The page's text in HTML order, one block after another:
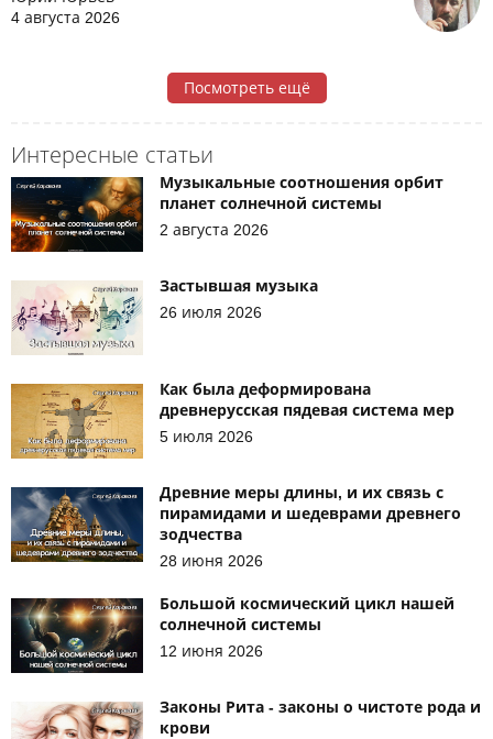
4 августа 2026
Посмотреть ещё
Интересные статьи
Музыкальные соотношения орбит
планет солнечной системы
2 августа 2026
Застывшая музыка
26 июля 2026
Как была деформирована
древнерусская пядевая система мер
5 июля 2026
Древние меры длины, и их связь с
пирамидами и шедеврами древнего
зодчества
28 июня 2026
Большой космический цикл нашей
солнечной системы
12 июня 2026
Законы Рита - законы о чистоте рода и
крови